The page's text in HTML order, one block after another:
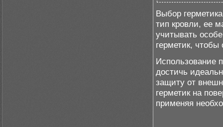
Выбор
тип кровли, ее
учитывать
герметик,
Использование
достичь
защиту от
герметик на
применяя